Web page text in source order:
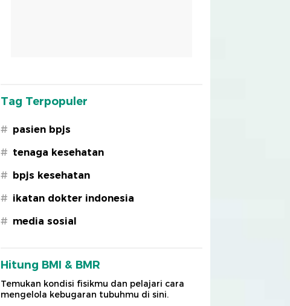
Tag Terpopuler
# pasien bpjs
# tenaga kesehatan
# bpjs kesehatan
# ikatan dokter indonesia
# media sosial
Hitung BMI & BMR
Temukan kondisi fisikmu dan pelajari cara
mengelola kebugaran tubuhmu di sini.